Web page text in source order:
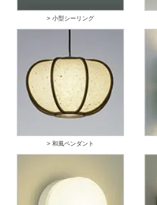
> 小型シーリング
> 和風ペンダント